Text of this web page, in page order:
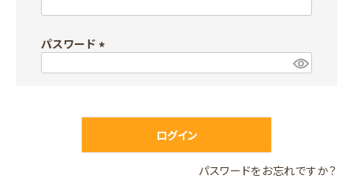
パスワード
)
ログイン
パスワードをお忘れですか？